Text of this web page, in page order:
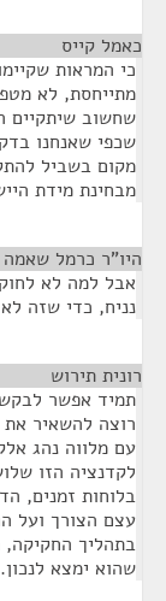
כאמל קייס
כי המראות
מתייחסת, לא
שחשוב שיתקיים
שכפי שאנחנו
מקום בשביל
מבחינת מידת
היו"ר כרמל שאמה
נניח, כדי שזה
רונית תירוש
תמיד אפשר
רוצה להשאיר
עם מלווה נהג
לקדנציה הזו
בלוחות זמנים,
עצם הצורך ועל
בתהליך החקיקה,
שהוא ימצא